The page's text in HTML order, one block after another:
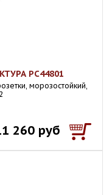
PC44801
морозостойкий,
260 руб